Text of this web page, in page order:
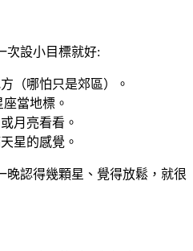
次設小目標就好:
（哪怕只是郊區）。
當地標。
月亮看看。
星的感覺。
晚認得幾顆星、覺得放鬆，就很